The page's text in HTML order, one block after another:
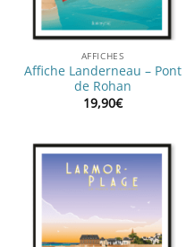
AFFICHES
Affiche Landerneau – Pont
de Rohan
19,90€